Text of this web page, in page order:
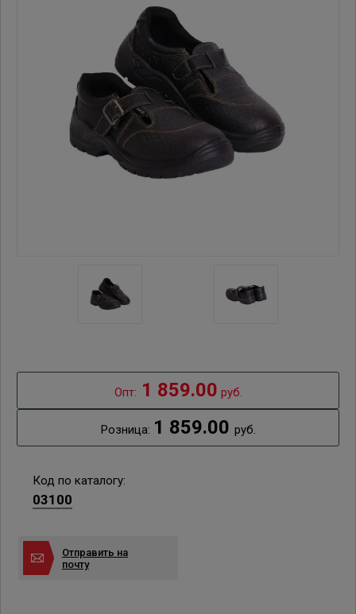
Опт: 1 859.00 руб.
Розница: 1 859.00 руб.
Код по каталогу:
03100
Отправить на
почту